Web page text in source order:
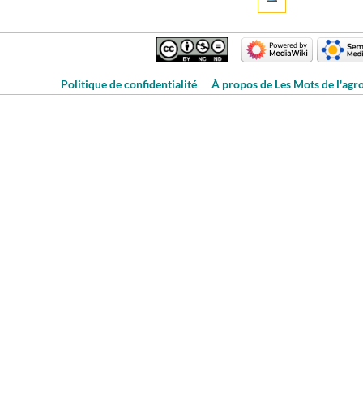
Politique de confidentialité À propos de Les Mots de